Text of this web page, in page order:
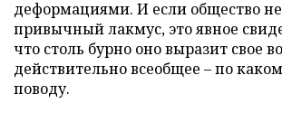
деформациями. И если общество
привычный лакмус, это явное
что столь бурно оно выразит свое
действительно всеобщее – по
поводу.